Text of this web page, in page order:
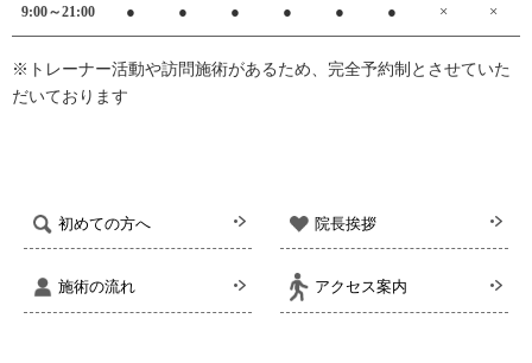
初めての方へ 院長挨拶
施術の流れ アクセス案内
9:00～21:00 ● ● ● ● ● ● × ×
※トレーナー活動や訪問施術があるため、完全予約制とさせていた
だいております